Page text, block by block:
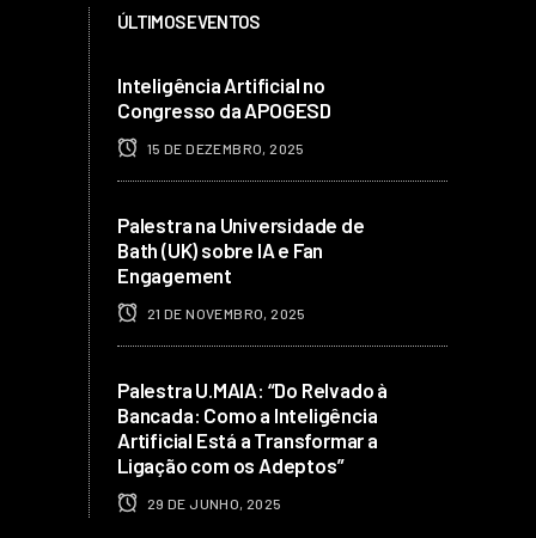
ÚLTIMOS EVENTOS
Inteligência Artificial no
Congresso da APOGESD
15 DE DEZEMBRO, 2025
Palestra na Universidade de
Bath (UK) sobre IA e Fan
Engagement
21 DE NOVEMBRO, 2025
Palestra U.MAIA: “Do Relvado à
Bancada: Como a Inteligência
Artificial Está a Transformar a
Ligação com os Adeptos”
29 DE JUNHO, 2025